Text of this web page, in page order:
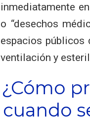
inmediatamente
o “desechos
espacios públicos
ventilación y
¿Cómo
cuando